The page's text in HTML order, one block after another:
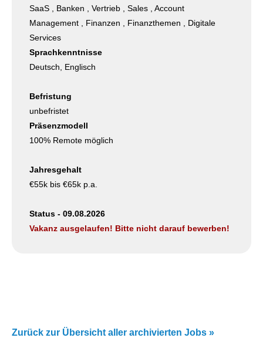
SaaS , Banken , Vertrieb , Sales , Account
Management , Finanzen , Finanzthemen , Digitale
Services
Sprachkenntnisse
Deutsch, Englisch
Befristung
unbefristet
Präsenzmodell
100% Remote möglich
Jahresgehalt
€55k bis €65k p.a.
Status - 09.08.2026
Vakanz ausgelaufen! Bitte nicht darauf bewerben!
Zurück zur Übersicht aller archivierten Jobs »